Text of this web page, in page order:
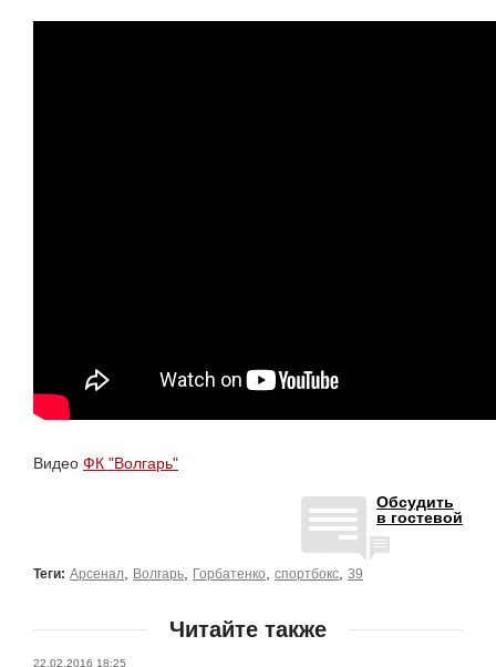
Видео ФК "Волгарь"
Обсудить
в гостевой
Теги: Арсенал Волгарь Горбатенко спортбокс 39
Читайте также
22.02.2016 18:25